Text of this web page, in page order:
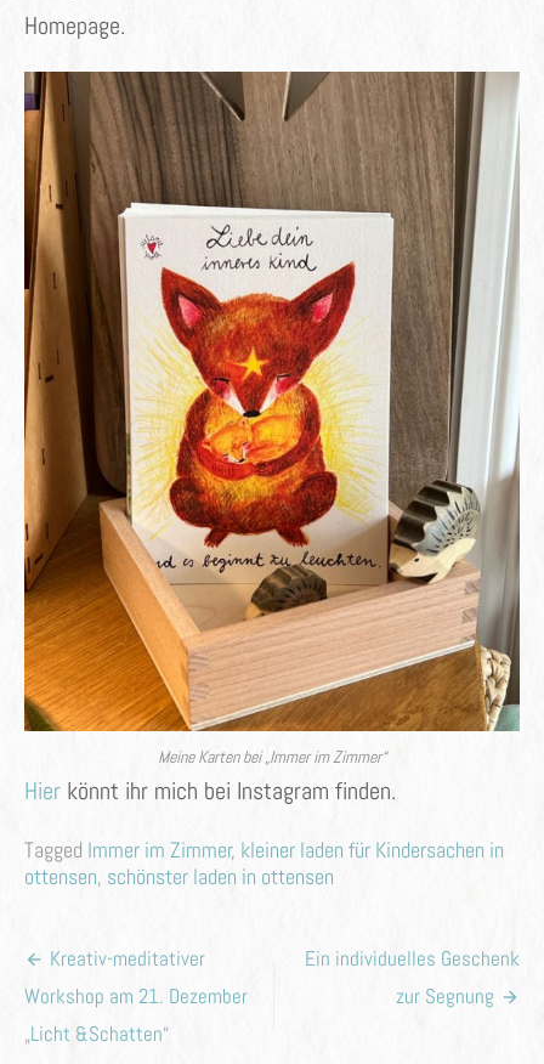
Homepage.
Meine Karten bei „Immer im Zimmer“
Hier könnt ihr mich bei Instagram finden.
Tagged Immer im Zimmer, kleiner laden für Kindersachen in
ottensen, schönster laden in ottensen
Beitragsnavigation
Kreativ-meditativer
Workshop am 21. Dezember
„Licht &Schatten“
Ein individuelles Geschenk
zur Segnung